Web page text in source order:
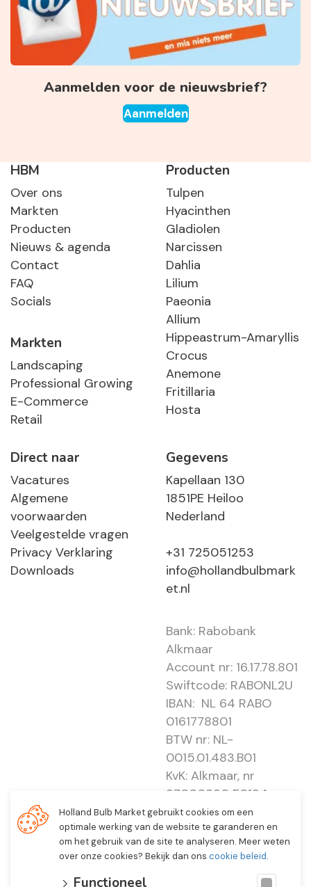
Aanmelden voor de nieuwsbrief?
Aanmelden
HBM
Over ons
Markten
Producten
Nieuws & agenda
Contact
FAQ
Socials
Markten
Landscaping
Professional Growing
E-Commerce
Retail
Producten
Tulpen
Hyacinthen
Gladiolen
Narcissen
Dahlia
Lilium
Paeonia
Allium
Hippeastrum-Amaryllis
Crocus
Anemone
Fritillaria
Hosta
Direct naar
Vacatures
Algemene
voorwaarden
Veelgestelde vragen
Privacy Verklaring
Downloads
Gegevens
Kapellaan 130
1851PE Heiloo
Nederland
+31 725051253
info@hollandbulbmark
et.nl
Bank: Rabobank
Alkmaar
Account nr: 16.17.78.801
Swiftcode: RABONL2U
IBAN: NL 64 RABO
0161778801
BTW nr: NL-
0015.01.483.B01
KvK: Alkmaar, nr
37000830 E0194 -
EBO 505
Holland Bulb Market gebruikt cookies om een
optimale werking van de website te garanderen en
om het gebruik van de site te analyseren. Meer weten
over onze cookies? Bekijk dan ons cookie beleid.
Functioneel